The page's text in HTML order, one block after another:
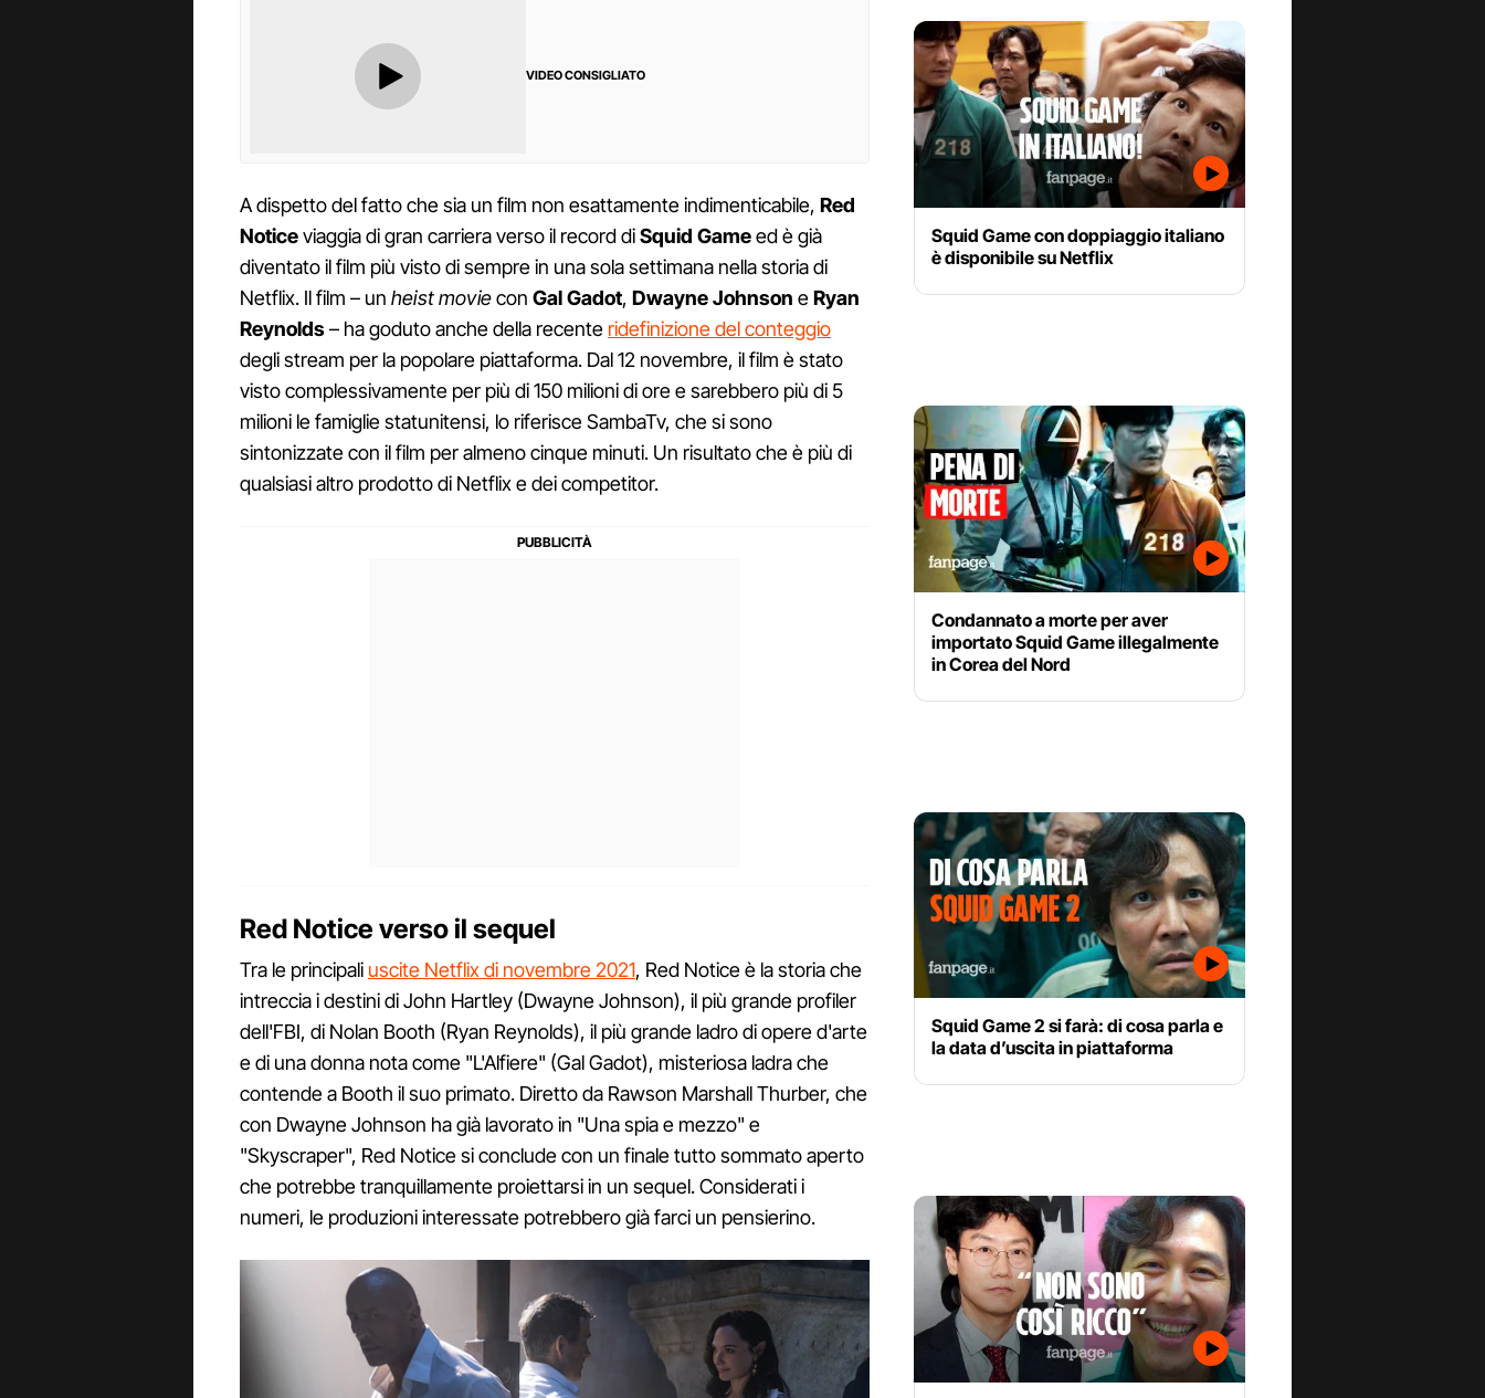
VIDEO CONSIGLIATO
A dispetto del fatto che sia un film non esattamente indimenticabile, Red
Noticeviaggia di gran carriera verso il record diSquid Gameed è già
diventato il film più visto di sempre in una sola settimana nella storia di
Netflix. Il film – un heist movieconGalGadot,DwayneJohnson eRyan
Reynolds– ha goduto anche della recente ridefinizione del conteggio
degli stream per la popolare piattaforma. Dal 12 novembre, il film è stato
visto complessivamente per più di 150 milioni di ore e sarebbero più di 5
milioni le famiglie statunitensi, lo riferisce SambaTv, che si sono
sintonizzate con il film per almeno cinque minuti. Un risultato che è più di
qualsiasi altro prodotto di Netflix e dei competitor.
Red Notice verso il sequel
Tra le principali uscite Netflix di novembre 2021, Red Notice è la storia che
intreccia i destini di John Hartley (Dwayne Johnson), il più grande profiler
dell'FBI, di Nolan Booth (Ryan Reynolds), il più grande ladro di opere d'arte
e di una donna nota come "L'Alfiere" (Gal Gadot), misteriosa ladra che
contende a Booth il suo primato. Diretto da Rawson Marshall Thurber, che
con Dwayne Johnson ha già lavorato in "Una spia e mezzo" e
"Skyscraper", Red Notice si conclude con un finale tutto sommato aperto
che potrebbe tranquillamente proiettarsi in un sequel. Considerati i
numeri, le produzioni interessate potrebbero già farci un pensierino.
Squid Game con doppiaggio italiano
è disponibile su Netflix
Condannato a morte per aver
importato Squid Game illegalmente
in Corea del Nord
Squid Game 2 si farà: di cosa parla e
la data d’uscita in piattaforma